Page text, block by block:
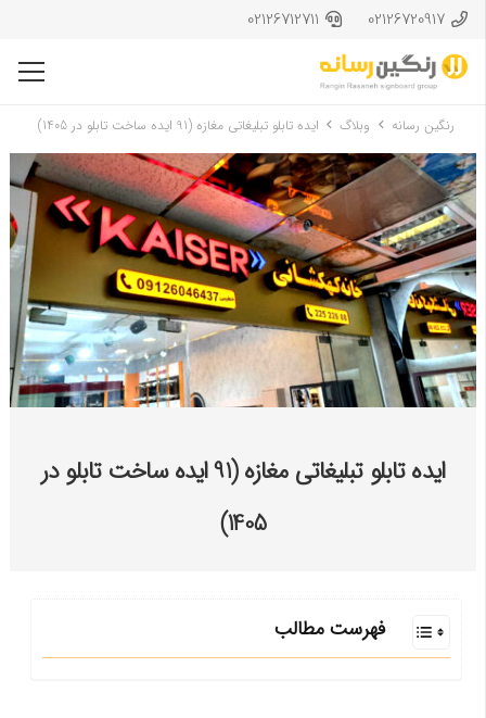
02126720917
02126712711
رنگین رسانه وبلاگ ایده تابلو تبلیغاتی مغازه (91 ایده ساخت تابلو در 1405)
ایده تابلو تبلیغاتی مغازه (91 ایده ساخت تابلو در
1405)
فهرست مطالب